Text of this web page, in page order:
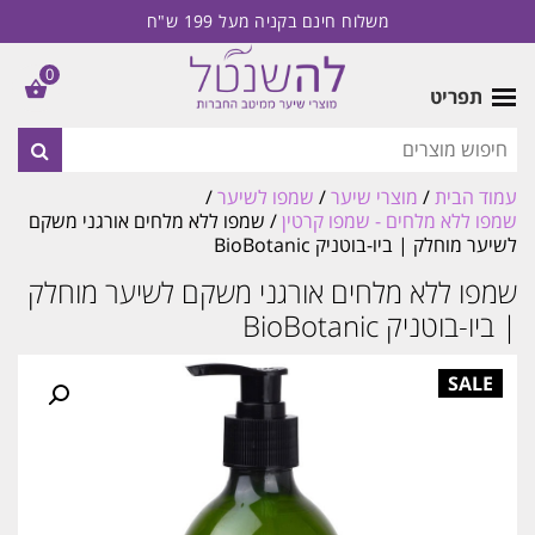
משלוח חינם בקניה מעל 199 ש"ח
תפריט
עמוד הבית/ מוצרי שיער/ שמפו לשיער/
שמפו ללא מלחים - שמפו קרטין/ שמפו ללא מלחים אורגני משקם
לשיער מוחלק | ביו-בוטניק BioBotanic
שמפו ללא מלחים אורגני משקם לשיער מוחלק
| ביו-בוטניק BioBotanic
0